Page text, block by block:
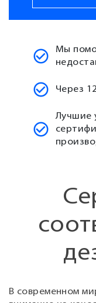
Мы
Через
Лучшие
В современном